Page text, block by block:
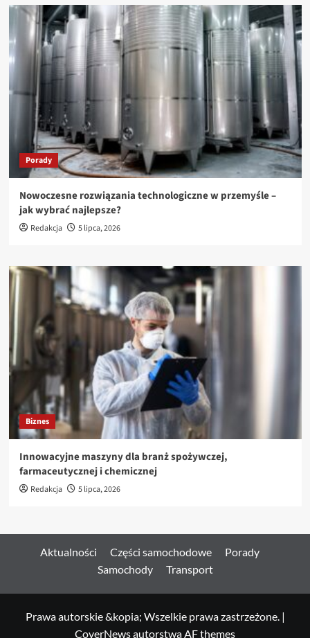
Porady
Nowoczesne rozwiązania technologiczne w przemyśle –
jak wybrać najlepsze?
Redakcja 5 lipca, 2026
Biznes
Innowacyjne maszyny dla branż spożywczej,
farmaceutycznej i chemicznej
Redakcja 5 lipca, 2026
Aktualności Części samochodowe
Porady
Samochody
Transport
Prawa autorskie &kopia; Wszelkie prawa zastrzeżone. |
CoverNewsautorstwa AF themes